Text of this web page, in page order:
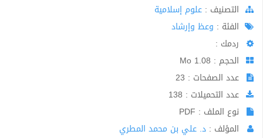
اﻟﺘﺼﻨﻴﻒ : علوم إسلامية
الفئة : وعظ وإرشاد
ردمك :
الحجم : 1.08 Mo
عدد الصفحات : 23
عدد التحميلات : 138
نوع الملف : PDF
المؤلف : د. علي بن محمد المطري